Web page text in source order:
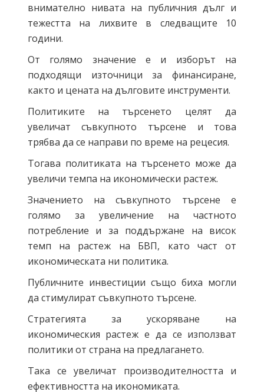
внимателно нивата на публичния дълг и
тежестта на лихвите в следващите 10
години.
От голямо значение е и изборът на
подходящи източници за финансиране,
както и цената на дълговите инструменти.
Политиките на търсенето целят да
увеличат съвкупното търсене и това
трябва да се направи по време на рецесия.
Тогава политиката на търсенето може да
увеличи темпа на икономически растеж.
Значението на съвкупното търсене е
голямо за увеличение на частното
потребление и за поддържане на висок
темп на растеж на БВП, като част от
икономическата ни политика.
Публичните инвестиции също биха могли
да стимулират съвкупното търсене.
Стратегията за ускоряване на
икономическия растеж е да се използват
политики от страна на предлагането.
Така се увеличат производителността и
ефективността на икономиката.